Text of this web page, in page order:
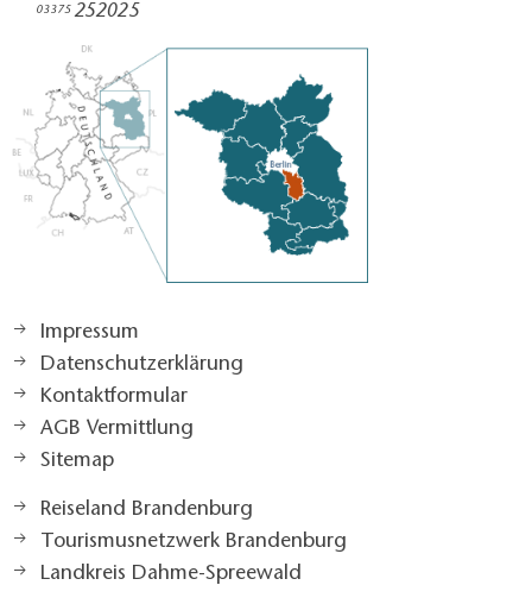
03375252025​
Impressum
Datenschutzerklärung
Kontaktformular
AGB Vermittlung
Sitemap
Reiseland Brandenburg
Tourismusnetzwerk Brandenburg
Landkreis Dahme-Spreewald